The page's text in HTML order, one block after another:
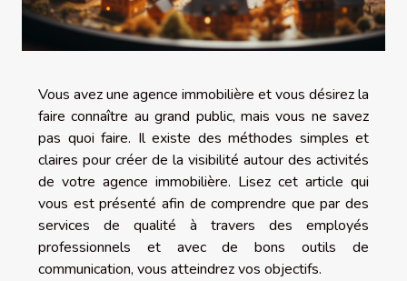
Vous avez une agence immobilière et vous désirez la
faire connaître au grand public, mais vous ne savez
pas quoi faire. Il existe des méthodes simples et
claires pour créer de la visibilité autour des activités
de votre agence immobilière. Lisez cet article qui
vous est présenté afin de comprendre que par des
services de qualité à travers des employés
professionnels et avec de bons outils de
communication, vous atteindrez vos objectifs.